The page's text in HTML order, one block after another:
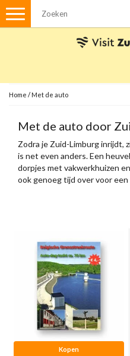
Menu
Met de auto
Visvergunningen
Brochures en kaarten
Plattegronden
Uit de streek
Kerstpakketten
Ansichtkaarten
Home / Met de auto
Met de auto door
Zodra je Zuid-Limburg inrijdt,
is net even anders. Een
dorpjes met vakwerkhuizen
ook genoeg tijd over voor
Kopen